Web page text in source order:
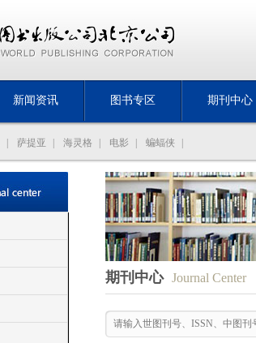
新闻资讯 图书专区 期刊中心
萨提亚 海灵格 电影 蝙蝠侠
期刊中心 Journal Center